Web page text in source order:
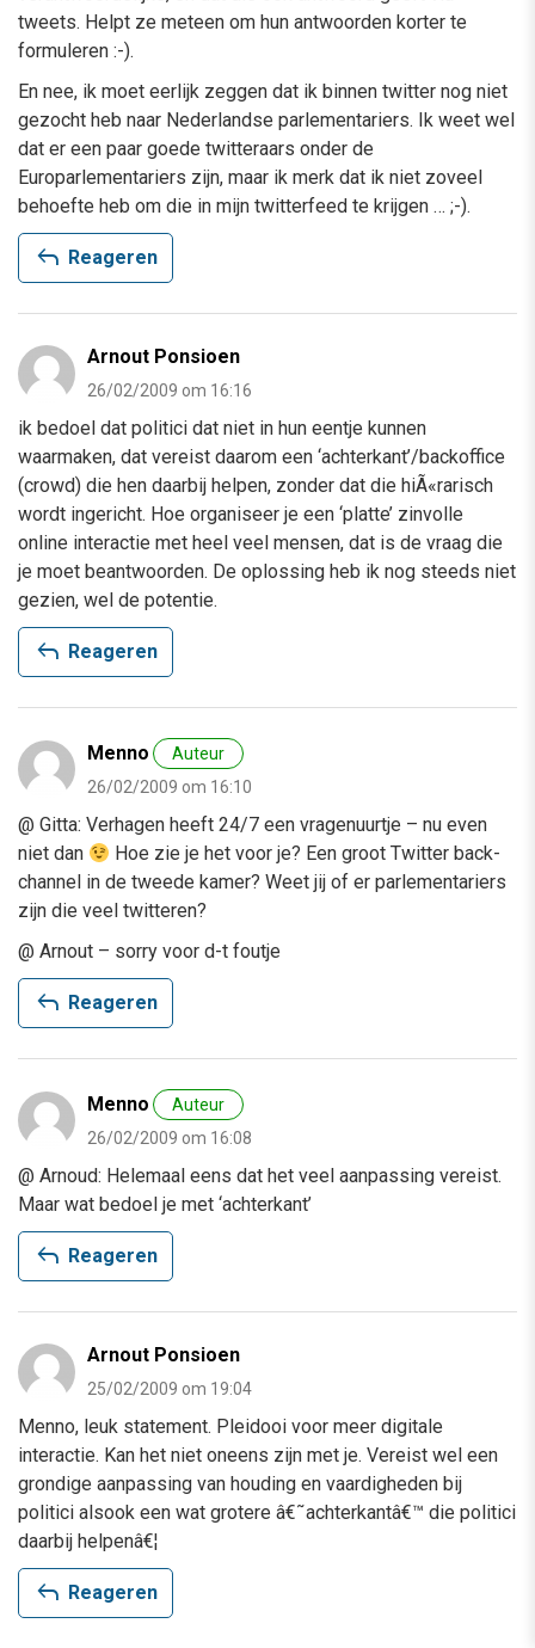
tweets. Helpt ze meteen om hun antwoorden korter te
formuleren :-).
En nee, ik moet eerlijk zeggen dat ik binnen twitter nog niet
gezocht heb naar Nederlandse parlementariers. Ik weet wel
dat er een paar goede twitteraars onder de
Europarlementariers zijn, maar ik merk dat ik niet zoveel
behoefte heb om die in mijn twitterfeed te krijgen … ;-).
reply Reageren
Arnout Ponsioen
26/02/2009 om 16:16
ik bedoel dat politici dat niet in hun eentje kunnen
waarmaken, dat vereist daarom een ‘achterkant’/backoffice
(crowd) die hen daarbij helpen, zonder dat die hiÃ«rarisch
wordt ingericht. Hoe organiseer je een ‘platte’ zinvolle
online interactie met heel veel mensen, dat is de vraag die
je moet beantwoorden. De oplossing heb ik nog steeds niet
gezien, wel de potentie.
reply Reageren
Menno
Auteur
26/02/2009 om 16:10
@ Gitta: Verhagen heeft 24/7 een vragenuurtje – nu even
niet dan
Hoe zie je het voor je? Een groot Twitter back-
channel in de tweede kamer? Weet jij of er parlementariers
zijn die veel twitteren?
@ Arnout – sorry voor d-t foutje
reply Reageren
Menno
Auteur
26/02/2009 om 16:08
@ Arnoud: Helemaal eens dat het veel aanpassing vereist.
Maar wat bedoel je met ‘achterkant’
reply Reageren
Arnout Ponsioen
25/02/2009 om 19:04
Menno, leuk statement. Pleidooi voor meer digitale
interactie. Kan het niet oneens zijn met je. Vereist wel een
grondige aanpassing van houding en vaardigheden bij
politici alsook een wat grotere â€˜achterkantâ€™ die politici
daarbij helpenâ€¦
reply Reageren